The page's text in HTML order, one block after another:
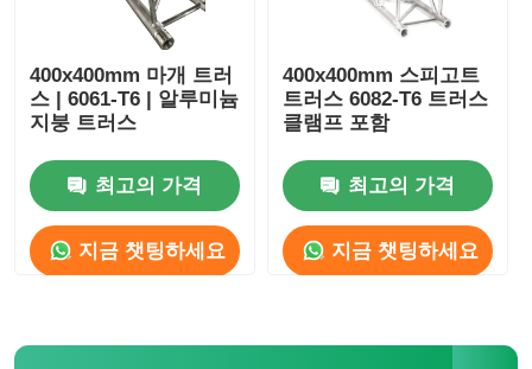
비행 케이스
스테이지 조명 클램프
승강탑
원형 트러스
400x400mm 마개 트러
스 | 6061-T6 | 알루미늄
지붕 트러스
최고의 가격
지금 챗팅하세요
400x400mm 스피고트
트러스 6082-T6 트러스
클램프 포함
최고의 가격
지금 챗팅하세요